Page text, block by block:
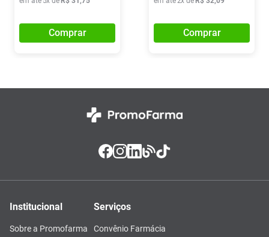
Comprar Comprar
Institucional
Sobre a Promofarma
Serviços
Convênio Farmácia